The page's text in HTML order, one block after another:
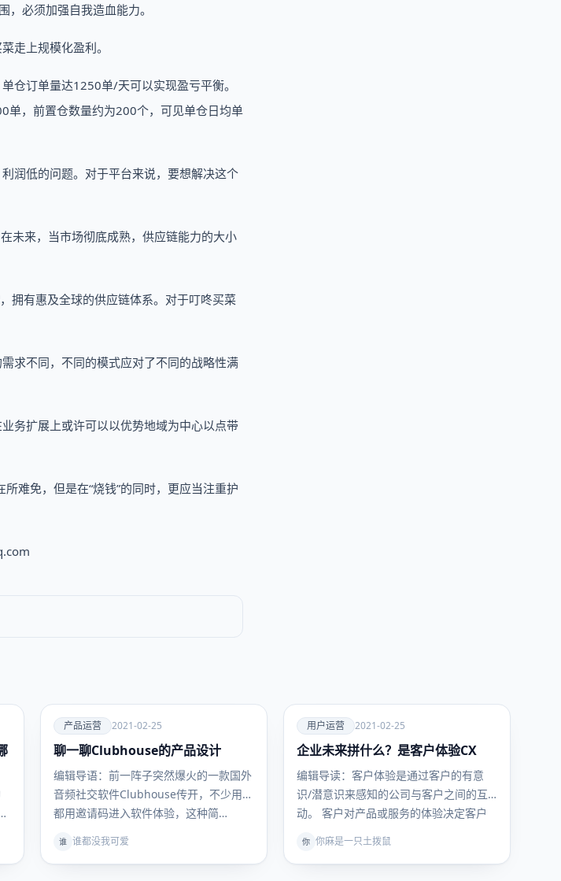
，必须加强自我造血能力。
走上规模化盈利。
仓订单量达1250单/天可以实现盈亏平衡。
单，前置仓数量约为200个，可见单仓日均单
润低的问题。对于平台来说，要想解决这个
未来，当市场彻底成熟，供应链能力的大小
拥有惠及全球的供应链体系。对于叮咚买菜
求不同，不同的模式应对了不同的战略性满
务扩展上或许可以以优势地域为中心以点带
难免，但是在“烧钱”的同时，更应当注重护
爱
产品运
产品运营 2021-02-25
聊一聊Clubhouse的产品设计
编辑导语：前一阵子突然爆火的一款国外
音频社交软件Clubhouse传开，不少用户
都用邀请码进入软件体验，这种简…
谁 谁都没我可爱
爱
用户运
用户运营 2021-02-25
企业未来拼什么？是客户体验CX
编辑导读：客户体验是通过客户的有意
识/潜意识来感知的公司与客户之间的互
动。 客户对产品或服务的体验决定客户
你 你麻是一只土拨鼠